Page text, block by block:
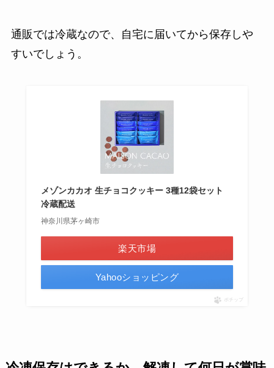
通販では冷蔵なので、自宅に届いてから保存しや
すいでしょう。
メゾンカカオ 生チョコクッキー 3種12袋セット
冷蔵配送
神奈川県茅ヶ崎市
楽天市場
Yahooショッピング
ポチップ